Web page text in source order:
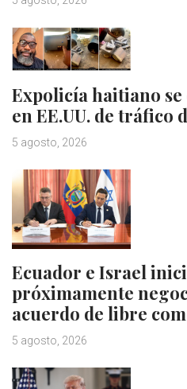
Expolicía haitiano
en EE.UU. de tráfico
5 agosto, 2026
Ecuador e Israel
próximamente
acuerdo de libre
5 agosto, 2026